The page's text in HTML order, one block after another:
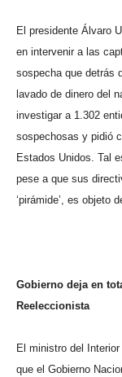
El presidente Álvaro
en intervenir a las
sospecha que detrás
lavado de dinero del
investigar a 1.302
sospechosas y pidió
Estados Unidos. Tal
pese a que sus
‘pirámide’, es objeto
Gobierno deja en
Reeleccionista
El ministro del
que el Gobierno